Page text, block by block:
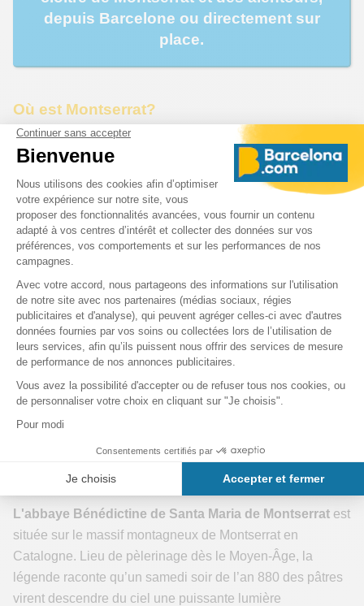
depuis Barcelone ou directement sur
place.
Où est Montserrat?
est situé à 60 km au nord-ouest de
Barcelone. En voiture, il faut compter environ 1 heure 15
minutes entre le centre-ville et le monastère.
On peut accéder à Montserrat par la route mais aussi par
un téléphérique ou par un train à crémaillère,
desFerrocarrils de la Generalitat de Catalunya, qui
amènent jusqu'au monastère. De là, on peut rejoindre la
sainte grotte et San Juan par deux funiculaires. Plusieurs
sentiers de randonnée sont aménagés et permettent
notamment d'accéder à d'autres vestiges comme d'anciens
ermitages, des petites églises ou monuments disséminés
environnantes. Un rêve pour faire du trekking.
Visite du Monastère de Montserrat et de
l’Abbaye
L'abbaye Bénédictine de Santa Maria de Montserrat est
située sur le massif montagneux de Montserrat en
Catalogne. Lieu de pèlerinage dès le Moyen-Âge, la
légende raconte qu’un samedi soir de l’an 880 des pâtres
virent descendre du ciel une puissante lumière